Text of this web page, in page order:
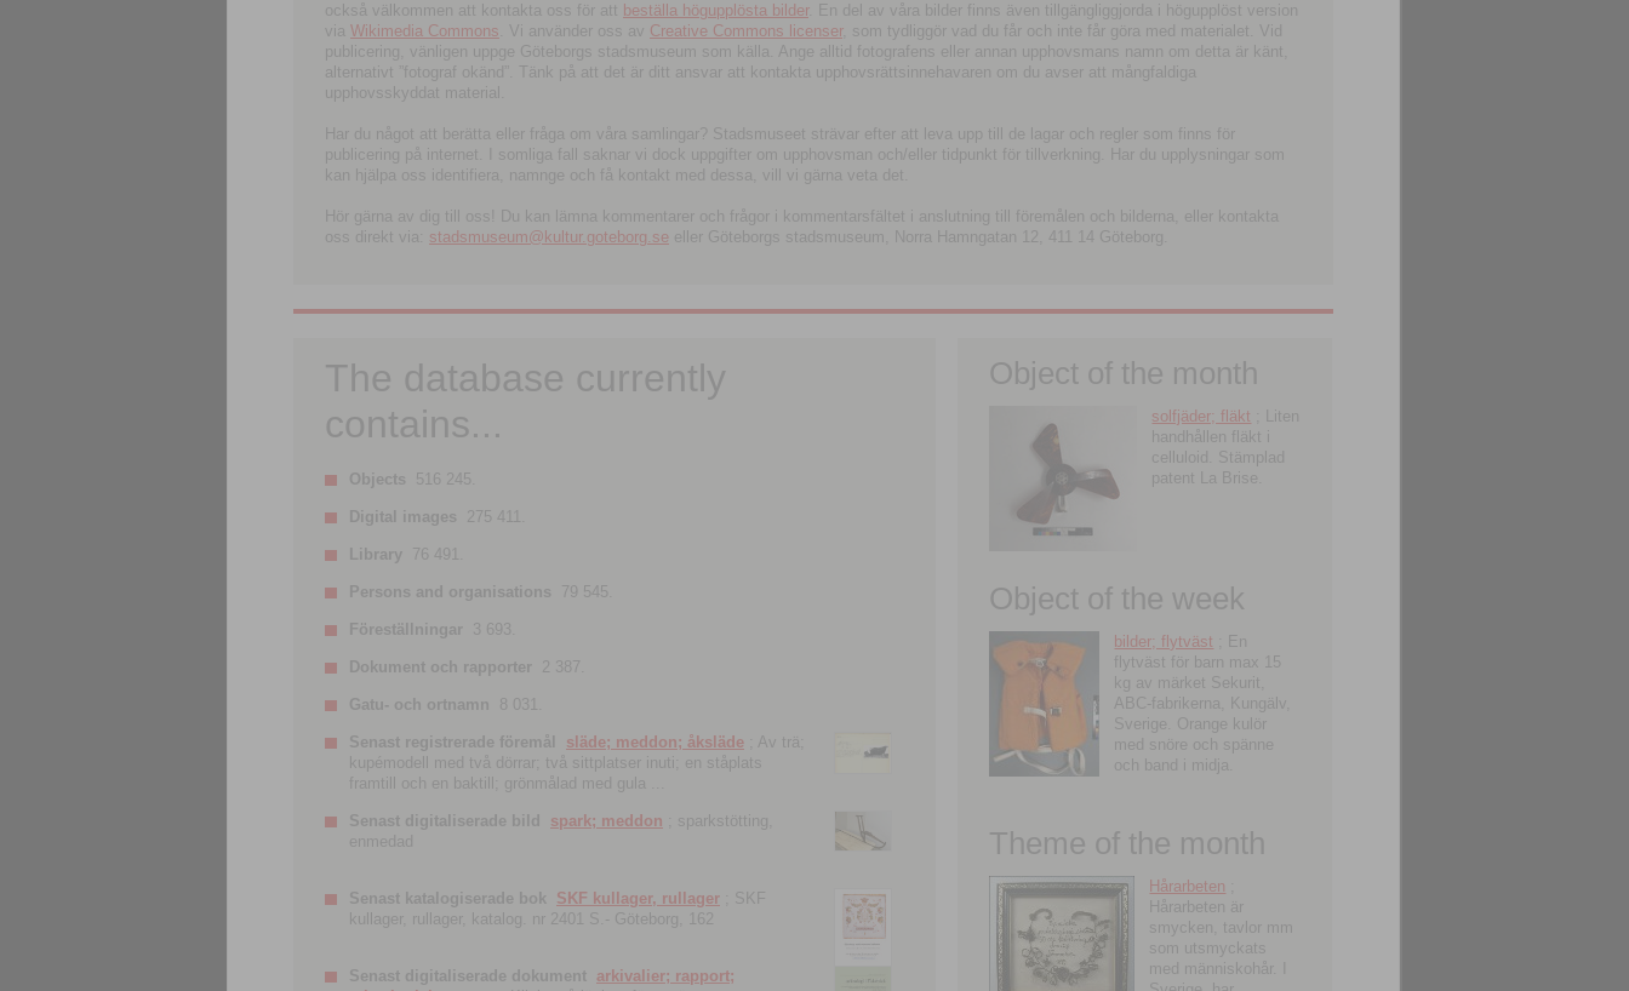
också välkommen att kontakta oss för att beställa högupplösta bilder. En del av våra bilder finns även tillgängliggjorda i högupplöst version
via Wikimedia Commons . Vi använder oss av Creative Commons licenser, som tydliggör vad du får och inte får göra med materialet. Vid
publicering, vänligen uppge Göteborgs stadsmuseum som källa. Ange alltid fotografens eller annan upphovsmans namn om detta är känt,
alternativt ”fotograf okänd”. Tänk på att det är ditt ansvar att kontakta upphovsrättsinnehavaren om du avser att mångfaldiga
upphovsskyddat material.
Har du något att berätta eller fråga om våra samlingar? Stadsmuseet strävar efter att leva upp till de lagar och regler som finns för
publicering på internet. I somliga fall saknar vi dock uppgifter om upphovsman och/eller tidpunkt för tillverkning. Har du upplysningar som
kan hjälpa oss identifiera, namnge och få kontakt med dessa, vill vi gärna veta det.
Hör gärna av dig till oss! Du kan lämna kommentarer och frågor i kommentarsfältet i anslutning till föremålen och bilderna, eller kontakta
oss direkt via: stadsmuseum@kultur.goteborg.se eller Göteborgs stadsmuseum, Norra Hamngatan 12, 411 14 Göteborg.
The database currently
contains...
Objects 516 245.
Digital images 275 411.
Library 76 491.
Persons and organisations 79 545.
Föreställningar 3 693.
Dokument och rapporter 2 387.
Gatu- och ortnamn 8 031.
Senast registrerade föremål släde; meddon; åksläde ; Av trä;
kupémodell med två dörrar; två sittplatser inuti; en ståplats
framtill och en baktill; grönmålad med gula ...
Senast digitaliserade bild spark; meddon ; sparkstötting,
enmedad
Senast katalogiserade bok SKF kullager, rullager ; SKF
kullager, rullager, katalog. nr 2401 S.- Göteborg, 162
Senast digitaliserade dokument arkivalier; rapport;
Object of the month
solfjäder; fläkt ; Liten
handhållen fläkt i
celluloid. Stämplad
patent La Brise.
Object of the week
bilder; flytväst ; En
flytväst för barn max 15
kg av märket Sekurit,
ABC-fabrikerna, Kungälv,
Sverige. Orange kulör
med snöre och spänne
och band i midja.
Theme of the month
Hårarbeten
Hårarbeten är
smycken, tavlor mm
som utsmyckats
med människohår. I